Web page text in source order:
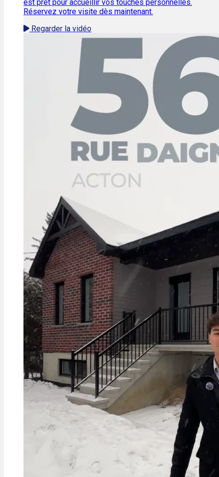
est prêt pour accueillir vos touches personnelles.
Réservez votre visite dès maintenant.
Regarder la vidéo